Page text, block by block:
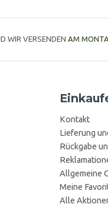
WIR VERSENDEN AM
Kontakt
Lieferung
Rückgabe
Allgemeine
Meine
Alle